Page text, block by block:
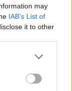
may
IAB’s List of
it to other
more Google
may click to
party tags to